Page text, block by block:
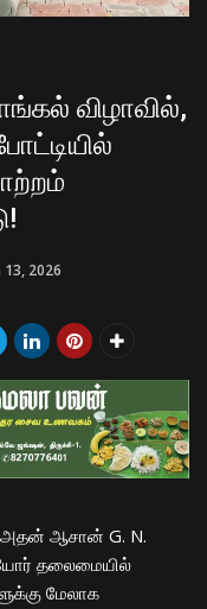
விழாவில்,
13, 2026
அதன் ஆசான் G. N.
தலைமையில்
மேலாக